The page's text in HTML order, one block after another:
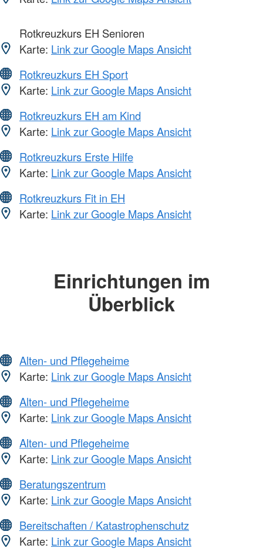
Rotkreuzkurs EH Senioren
Karte: Link zur Google Maps Ansicht
Rotkreuzkurs EH Sport
Karte: Link zur Google Maps Ansicht
Rotkreuzkurs EH am Kind
Karte: Link zur Google Maps Ansicht
Rotkreuzkurs Erste Hilfe
Karte: Link zur Google Maps Ansicht
Rotkreuzkurs Fit in EH
Karte: Link zur Google Maps Ansicht
Einrichtungen im
Überblick
Alten- und Pflegeheime
Karte: Link zur Google Maps Ansicht
Alten- und Pflegeheime
Karte: Link zur Google Maps Ansicht
Alten- und Pflegeheime
Karte: Link zur Google Maps Ansicht
Beratungszentrum
Karte: Link zur Google Maps Ansicht
Bereitschaften / Katastrophenschutz
Karte: Link zur Google Maps Ansicht